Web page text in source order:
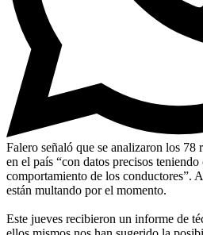
Falero señaló que se analizaron los 78
en el país “con datos precisos
comportamiento de los conductores”.
están multando por el momento.
Este jueves recibieron un informe de